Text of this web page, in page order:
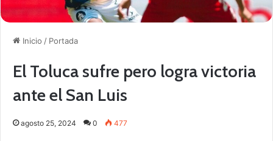
Inicio / Portada
El Toluca sufre pero logra victoria
ante el San Luis
agosto 25, 2024 0 477